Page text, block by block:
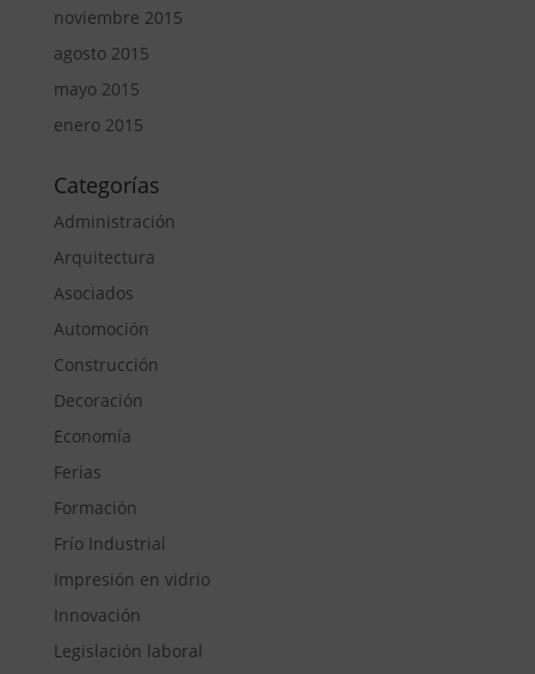
noviembre 2015
agosto 2015
mayo 2015
enero 2015
Categorías
Administración
Arquitectura
Asociados
Automoción
Construcción
Decoración
Economía
Ferias
Formación
Frío Industrial
Impresión en vidrio
Innovación
Legislación laboral